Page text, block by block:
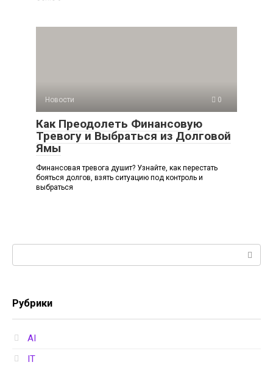
Новости 0
Как Преодолеть Финансовую
Тревогу и Выбраться из Долговой
Ямы
Финансовая тревога душит? Узнайте, как перестать
бояться долгов, взять ситуацию под контроль и
выбраться
Рубрики
AI
IT